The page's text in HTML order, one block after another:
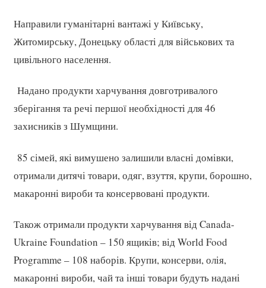
Направили гуманітарні вантажі у Київську,
Житомирську, Донецьку області для військових та
цивільного населення.
Надано продукти харчування довготривалого
зберігання та речі першої необхідності для 46
захисників з Шумщини.
85 сімей, які вимушено залишили власні домівки,
отримали дитячі товари, одяг, взуття, крупи, борошно,
макаронні вироби та консервовані продукти.
Також отримали продукти харчування від Canada-
Ukraine Foundation – 150 ящиків; від World Food
Programme – 108 наборів. Крупи, консерви, олія,
макаронні вироби, чай та інші товари будуть надані